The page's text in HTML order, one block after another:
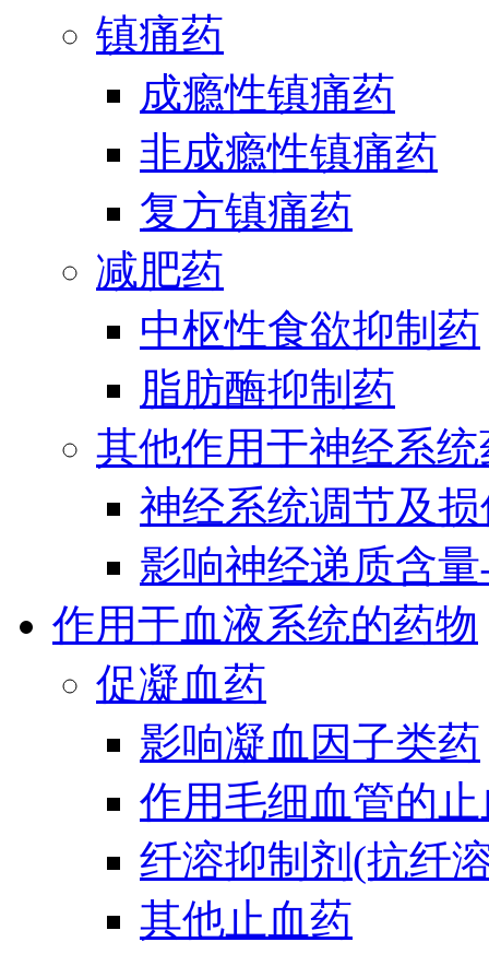
镇痛药
成瘾性镇痛药
非成瘾性镇痛药
复方镇痛药
减肥药
中枢性食欲抑制药
脂肪酶抑制药
其他作用于神经系统
神经系统调节及
影响神经递质含
作用于血液系统的药物
促凝血药
影响凝血因子类药
作用毛细血管的
纤溶抑制剂(抗纤
其他止血药